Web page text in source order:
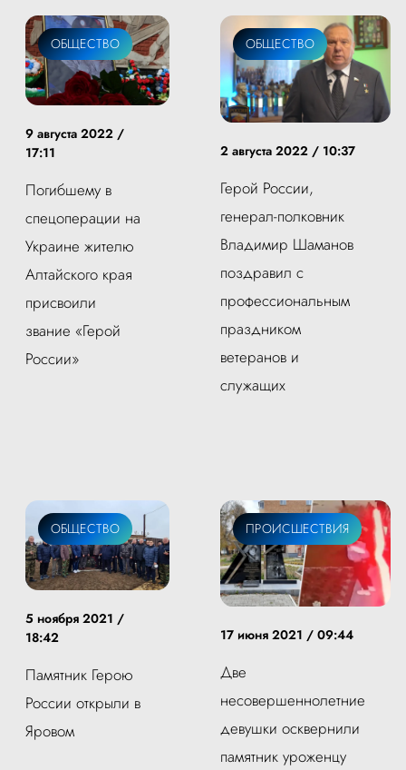
ОБЩЕСТВО
9 августа 2022 /
17:11
Погибшему в
спецоперации на
Украине жителю
Алтайского края
присвоили
звание «Герой
России»
ОБЩЕСТВО
2 августа 2022 / 10:37
Герой России,
генерал-полковник
Владимир Шаманов
поздравил с
профессиональным
праздником
ветеранов и
служащих
ОБЩЕСТВО
5 ноября 2021 /
18:42
Памятник Герою
России открыли в
Яровом
ПРОИСШЕСТВИЯ
17 июня 2021 / 09:44
Две
несовершеннолетние
девушки осквернили
памятник уроженцу